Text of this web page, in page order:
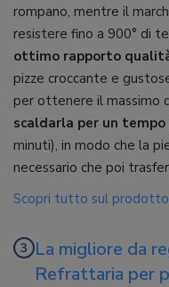
rompano, mentre il
resistere fino a 900° di
ottimo rapporto
pizze croccante e
per ottenere il massimo
scaldarla per un
minuti), in modo che la
necessario che poi
Scopri tutto sul prodotto
La migliore da
Refrattaria per